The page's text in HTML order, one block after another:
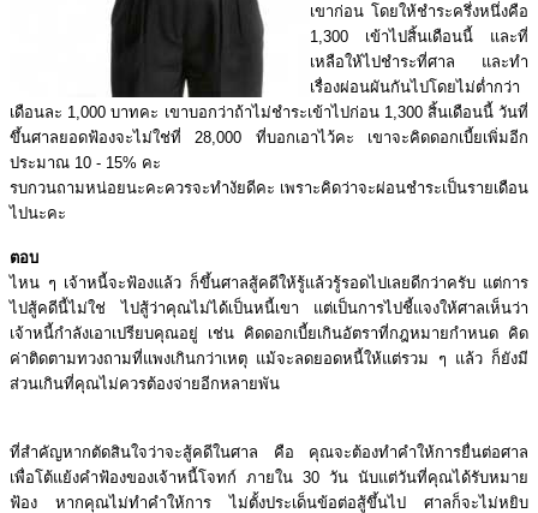
เขาก่อน โดยให้ชำระครึ่งหนึ่งคือ
1,300 เข้าไปสิ้นเดือนนี้ และที่
เหลือให้ไปชำระที่ศาล และทำ
เรื่องผ่อนผันกันไปโดยไม่ต่ำกว่า
เดือนละ 1,000 บาทคะ เขาบอกว่าถ้าไม่ชำระเข้าไปก่อน 1,300 สิ้นเดือนนี้ วันที่
ขึ้นศาลยอดฟ้องจะไม่ใช่ที่ 28,000 ที่บอกเอาไว้คะ เขาจะคิดดอกเบี้ยเพิ่มอีก
ประมาณ 10 - 15% คะ
รบกวนถามหน่อยนะคะควรจะทำงัยดีคะ เพราะคิดว่าจะผ่อนชำระเป็นรายเดือน
ไปนะคะ
ตอบ
ไหน ๆ เจ้าหนี้จะฟ้องแล้ว ก็ขึ้นศาลสู้คดีให้รู้แล้วรู้รอดไปเลยดีกว่าครับ แต่การ
ไปสู้คดีนี้ไม่ใช่ ไปสู้ว่าคุณไม่ได้เป็นหนี้เขา แต่เป็นการไปชี้แจงให้ศาลเห็นว่า
เจ้าหนี้กำลังเอาเปรียบคุณอยู่ เช่น คิดดอกเบี้ยเกินอัตราที่กฎหมายกำหนด คิด
ค่าติดตามทวงถามที่แพงเกินกว่าเหตุ แม้จะลดยอดหนี้ให้แต่รวม ๆ แล้ว ก็ยังมี
ส่วนเกินที่คุณไม่ควรต้องจ่ายอีกหลายพัน
ที่สำคัญหากตัดสินใจว่าจะสู้คดีในศาล คือ คุณจะต้องทำคำให้การยื่นต่อศาล
เพื่อโต้แย้งคำฟ้องของเจ้าหนี้โจทก์ ภายใน 30 วัน นับแต่วันที่คุณได้รับหมาย
ฟ้อง หากคุณไม่ทำคำให้การ ไม่ตั้งประเด็นข้อต่อสู้ขึ้นไป ศาลก็จะไม่หยิบ